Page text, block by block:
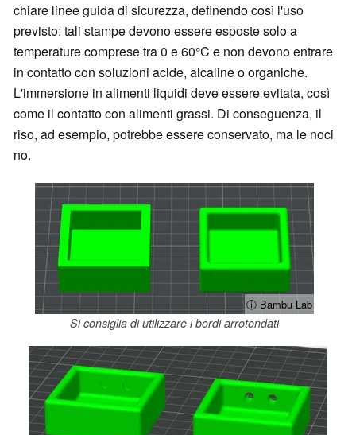
chiare linee guida di sicurezza, definendo così l'uso
previsto: tali stampe devono essere esposte solo a
temperature comprese tra 0 e 60°C e non devono entrare
in contatto con soluzioni acide, alcaline o organiche.
L'immersione in alimenti liquidi deve essere evitata, così
come il contatto con alimenti grassi. Di conseguenza, il
riso, ad esempio, potrebbe essere conservato, ma le noci
no.
ⓘ Bambu Lab
Si consiglia di utilizzare i bordi arrotondati